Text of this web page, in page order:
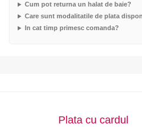
Cum pot returna un halat de baie?
Care sunt modalitatile de plata
In cat timp primesc comanda?
Plata cu cardul